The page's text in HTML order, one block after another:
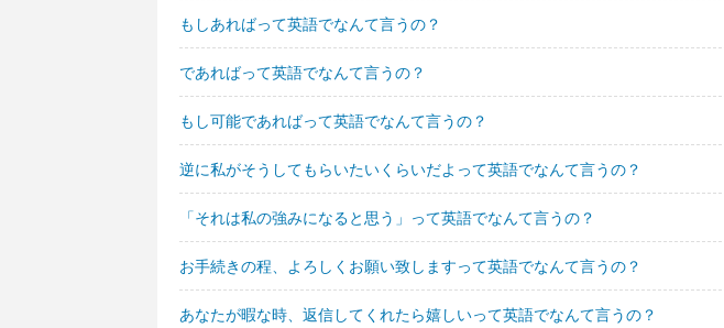
もしあればって英語でなんて言うの？
であればって英語でなんて言うの？
もし可能であればって英語でなんて言うの？
逆に私がそうしてもらいたいくらいだよって英語でなんて言うの？
「それは私の強みになると思う」って英語でなんて言うの？
お手続きの程、よろしくお願い致しますって英語でなんて言うの？
あなたが暇な時、返信してくれたら嬉しいって英語でなんて言うの？